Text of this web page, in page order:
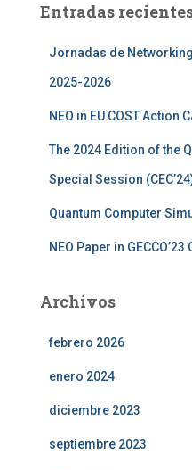
r
Entradas
Jornadas de
2025-2026
NEO in EU COST Action
The 2024 Edition of the
Special Session
Quantum Computer
NEO Paper in
Archivos
febrero 2026
enero 2024
diciembre 2023
septiembre 2023